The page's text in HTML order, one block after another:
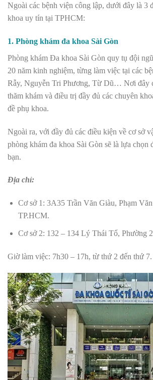
Ngoài các bệnh viện công lập, dưới đây là 3
khoa uy tín tại TPHCM:
1. Phòng khám đa khoa Sài Gòn
Phòng khám Đa khoa Sài Gòn quy tụ đội
20 năm kinh nghiệm, từng làm việc tại các
Rẫy, Nguyễn Tri Phương, Từ Dũ… Nơi đây
thăm khám và điều trị đầy đủ các chuyên
đề phụ khoa.
Ngoài ra, với đầy đủ các điều kiện về cơ sở
phòng khám đa khoa Sài Gòn sẽ là lựa chọn
bạn.
Địa chỉ:
Cơ sở 1: 3A35 Trần Văn Giàu, Phạm
TP.HCM.
Cơ sở 2: 132 – 134 Lý Thái Tổ, Phường
Giờ làm việc: 7h30 – 17h, từ thứ 2 đến thứ 7.